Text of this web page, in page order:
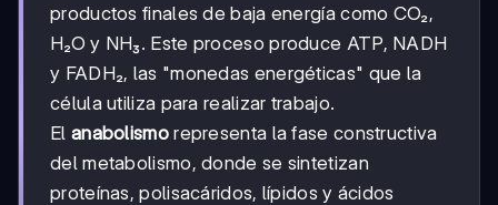
productos finales de baja energía como CO₂,
H₂O y NH₃. Este proceso produce ATP, NADH
y FADH₂, las "monedas energéticas" que la
célula utiliza para realizar trabajo.
El anabolismorepresenta la fase constructiva
del metabolismo, donde se sintetizan
proteínas, polisacáridos, lípidos y ácidos